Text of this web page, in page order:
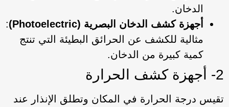
الدخان.
أجهزة كشف الدخان البصرية (Photoelectric)
:
مثالية للكشف عن الحرائق البطيئة التي تنتج
كمية كبيرة من الدخان.
2- أجهزة كشف الحرارة
تقيس درجة الحرارة في المكان وتطلق الإنذار عند